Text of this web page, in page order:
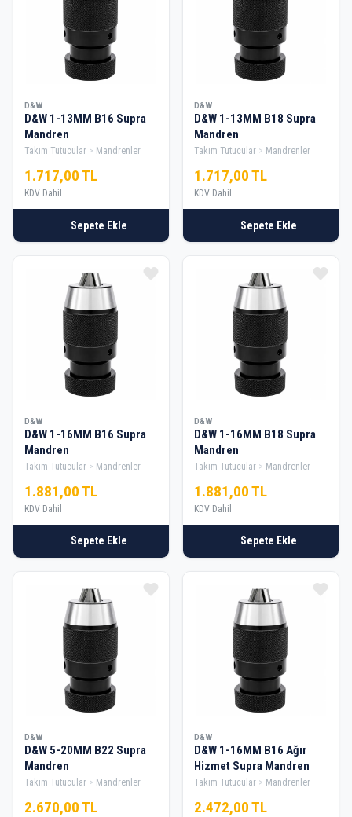
D&W
D&W 1-13MM B16 Supra
Mandren
Takım Tutucular Mandrenler
1.717,00 TL
KDV Dahil
Sepete Ekle
D&W
D&W 1-13MM B18 Supra
Mandren
Takım Tutucular Mandrenler
1.717,00 TL
KDV Dahil
Sepete Ekle
D&W
D&W 1-16MM B16 Supra
Mandren
Takım Tutucular Mandrenler
1.881,00 TL
KDV Dahil
Sepete Ekle
D&W
D&W 1-16MM B18 Supra
Mandren
Takım Tutucular Mandrenler
1.881,00 TL
KDV Dahil
Sepete Ekle
D&W
D&W 5-20MM B22 Supra
Mandren
Takım Tutucular Mandrenler
2.670,00 TL
D&W
D&W 1-16MM B16 Ağır
Hizmet Supra Mandren
Takım Tutucular Mandrenler
2.472,00 TL